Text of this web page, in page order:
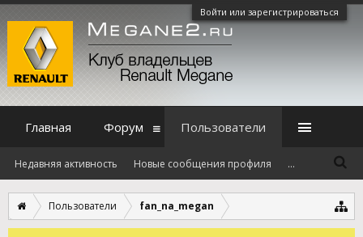
Войти или зарегистрироваться
Пользователи fan_na_megan
Главная Форум Пользователи
Недавняя активность Новые сообщения профиля ...